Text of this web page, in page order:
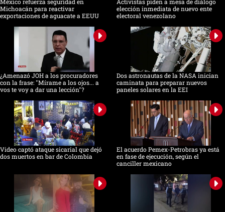
México refuerza seguridad en
Michoacán para reactivar
exportaciones de aguacate a EEUU
Activistas piden a mesa de diálogo
elección inmediata de nuevo ente
electoral venezolano
¿Amenazó JOH a los procuradores
con la frase: "Mírame a los ojos... a
vos te voy a dar una lección"?
Dos astronautas de la NASA inician
caminata para preparar nuevos
paneles solares en la EEI
Video captó ataque sicarial que dejó
dos muertos en bar de Colombia
El acuerdo Pemex-Petrobras ya está
en fase de ejecución, según el
canciller mexicano